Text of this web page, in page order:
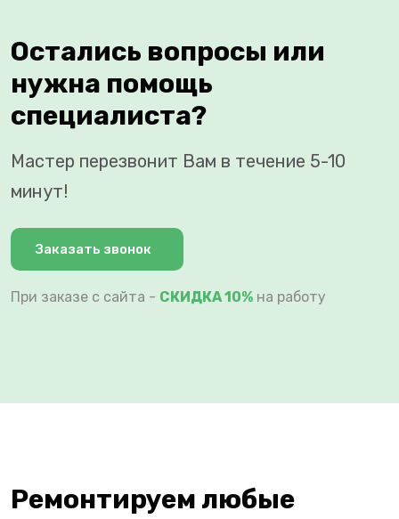
Остались вопросы или
нужна помощь
специалиста?
Мастер перезвонит Вам в течение 5-10
минут!
Заказать звонок
При заказе с сайта - СКИДКА 10% на работу
Ремонтируем любые